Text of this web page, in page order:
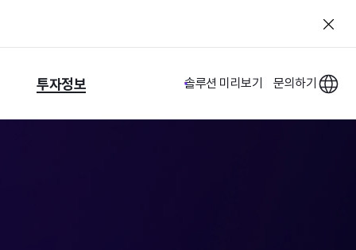
투자정보 솔루션 미리보기 문의하기